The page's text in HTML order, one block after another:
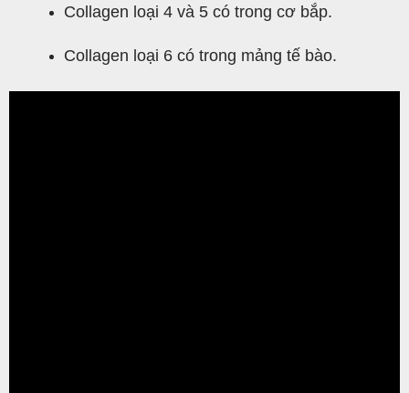
Collagen loại 4 và 5 có trong cơ bắp.
Collagen loại 6 có trong mảng tế bào.